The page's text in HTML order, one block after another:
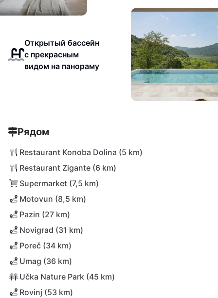
Открытый бассейн
с прекрасным
видом на панораму
Рядом
Restaurant Konoba Dolina (5 km)
Restaurant Zigante (6 km)
Supermarket (7,5 km)
Motovun (8,5 km)
Pazin (27 km)
Novigrad (31 km)
Poreč (34 km)
Umag (36 km)
Učka Nature Park (45 km)
Rovinj (53 km)